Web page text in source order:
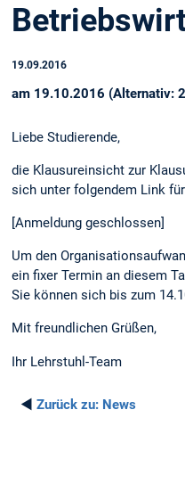
19.09.2016
am 19.10.2016 (Alternativ:
Liebe Studierende,
die Klausureinsicht zur
sich unter folgendem Link
[Anmeldung geschlossen]
Um den
ein fixer Termin an diesem
Sie können sich bis zum
Mit freundlichen Grüßen,
Ihr Lehrstuhl-Team
◄ Zurück zu: News